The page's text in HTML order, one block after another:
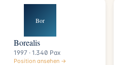
Bor
Borealis
1997 · 1.340 Pax
Position ansehen →